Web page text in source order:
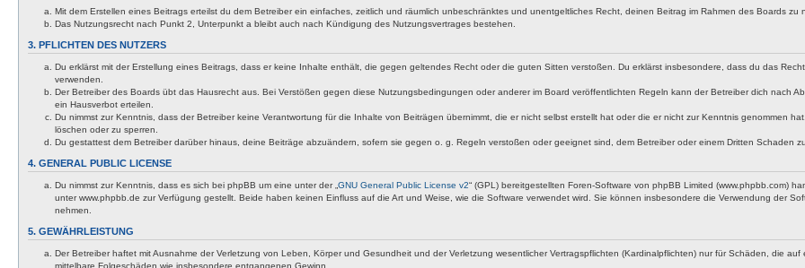
Mit dem Erstellen eines Beitrags erteilst du dem Betreiber ein einfaches, zeitlich und räumlich unbeschränktes und unentgeltliches Recht, deinen Beitrag im Rahmen des Boards zu
Das Nutzungsrecht nach Punkt 2, Unterpunkt a bleibt auch nach Kündigung des Nutzungsvertrages bestehen.
3. PFLICHTEN DES NUTZERS
Du erklärst mit der Erstellung eines Beitrags, dass er keine Inhalte enthält, die gegen geltendes Recht oder die guten Sitten verstoßen. Du erklärst insbesondere, dass du das
verwenden.
Der Betreiber des Boards übt das Hausrecht aus. Bei Verstößen gegen diese Nutzungsbedingungen oder anderer im Board veröffentlichten Regeln kann der Betreiber dich nach
ein Hausverbot erteilen.
Du nimmst zur Kenntnis, dass der Betreiber keine Verantwortung für die Inhalte von Beiträgen übernimmt, die er nicht selbst erstellt hat oder die er nicht zur Kenntnis genommen
löschen oder zu sperren.
Du gestattest dem Betreiber darüber hinaus, deine Beiträge abzuändern, sofern sie gegen o. g. Regeln verstoßen oder geeignet sind, dem Betreiber oder einem Dritten Schaden
4. GENERAL PUBLIC LICENSE
Du nimmst zur Kenntnis, dass es sich bei phpBB um eine unter der „ GNU General Public License v2“ (GPL) bereitgestellten Foren-Software von phpBB Limited (www.phpbb.com)
unter www.phpbb.de zur Verfügung gestellt. Beide haben keinen Einfluss auf die Art und Weise, wie die Software verwendet wird. Sie können insbesondere die Verwendung der
nehmen.
5. GEWÄHRLEISTUNG
Der Betreiber haftet mit Ausnahme der Verletzung von Leben, Körper und Gesundheit und der Verletzung wesentlicher Vertragspflichten (Kardinalpflichten) nur für Schäden, die
mittelbare Folgeschäden wie insbesondere entgangenen Gewinn.